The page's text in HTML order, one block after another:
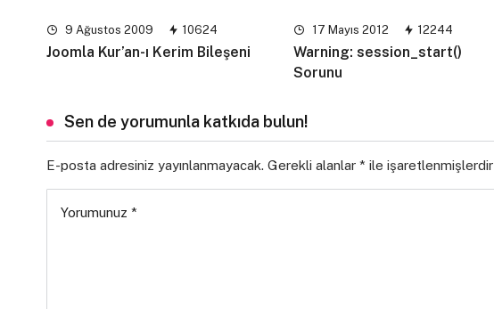
9 Ağustos 2009 10624
Joomla Kur’an-ı Kerim Bileşeni
17 Mayıs 2012 12244
Warning: session_start()
Sorunu
Sen de yorumunla katkıda bulun!
E-posta adresiniz yayınlanmayacak. Gerekli alanlar * ile işaretlenmişlerdir
Yorumunuz *